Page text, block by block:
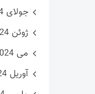
جولای 2024
ژوئن 2024
می 2024
آوریل 2024